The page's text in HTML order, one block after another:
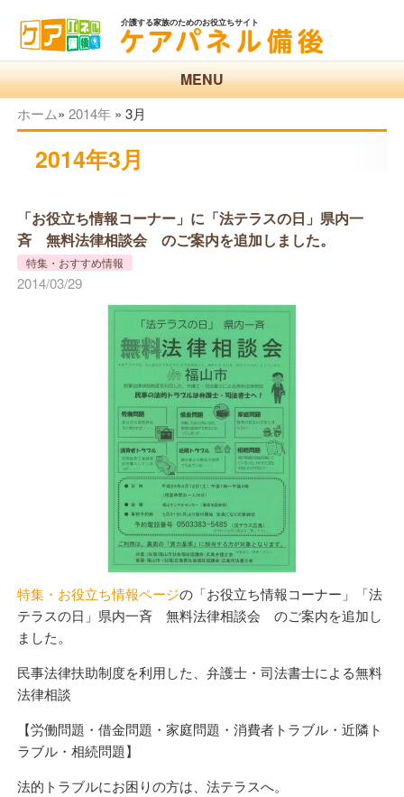
介護する家族のためのお役立ちサイト
MENU
ホーム» 2014年» 3月
2014年3月
「お役立ち情報コーナー」に「法テラスの日」県内一
斉 無料法律相談会 のご案内を追加しました。
特集・おすすめ情報
2014/03/29
特集・お役立ち情報ページの「お役立ち情報コーナー」「法
テラスの日」県内一斉 無料法律相談会 のご案内を追加し
ました。
民事法律扶助制度を利用した、弁護士・司法書士による無料
法律相談
【労働問題・借金問題・家庭問題・消費者トラブル・近隣ト
ラブル・相続問題】
法的トラブルにお困りの方は、法テラスへ。